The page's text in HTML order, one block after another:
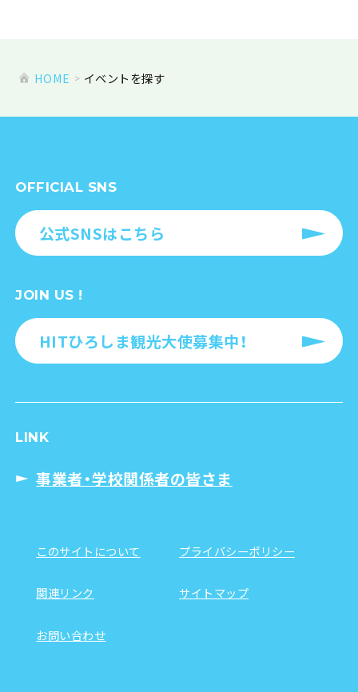
HOME イベントを探す
OFFICIAL SNS
公式SNSはこちら
JOIN US !
HITひろしま観光大使募集中！
LINK
事業者・学校関係者の皆さま
このサイトについて プライバシーポリシー
関連リンク サイトマップ
お問い合わせ